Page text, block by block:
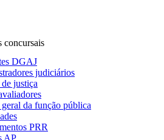
concursais
DGAJ
judiciários
justiça
da função pública
PRR
AP